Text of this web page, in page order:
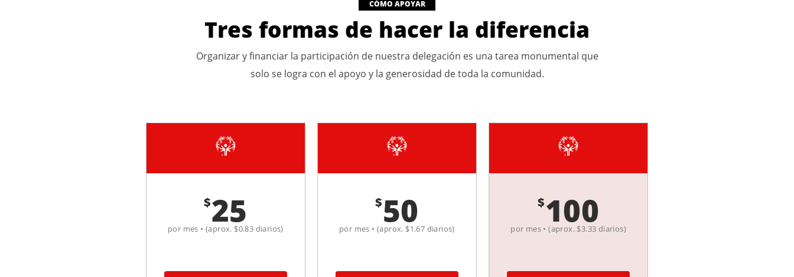
CÓMO APOYAR
Tres formas de hacer la diferencia
Organizar y financiar la participación de nuestra delegación es una tarea monumental que
solo se logra con el apoyo y la generosidad de toda la comunidad.
$25
por mes • (aprox. $0.83 diarios)
$50
por mes • (aprox. $1.67 diarios)
$100
por mes • (aprox. $3.33 diarios)